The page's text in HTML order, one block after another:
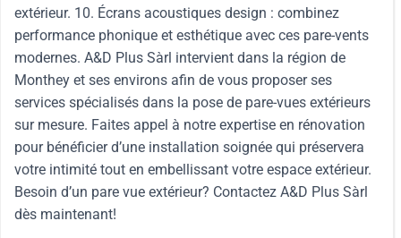
extérieur. 10. Écrans acoustiques design : combinez
performance phonique et esthétique avec ces pare-vents
modernes. A&D Plus Sàrl intervient dans la région de
Monthey et ses environs afin de vous proposer ses
services spécialisés dans la pose de pare-vues extérieurs
sur mesure. Faites appel à notre expertise en rénovation
pour bénéficier d’une installation soignée qui préservera
votre intimité tout en embellissant votre espace extérieur.
Besoin d’un pare vue extérieur? Contactez A&D Plus Sàrl
dès maintenant!